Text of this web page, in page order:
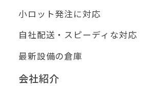
小ロット発注に対応
自社配送・スピーディな対応
最新設備の倉庫
会社紹介